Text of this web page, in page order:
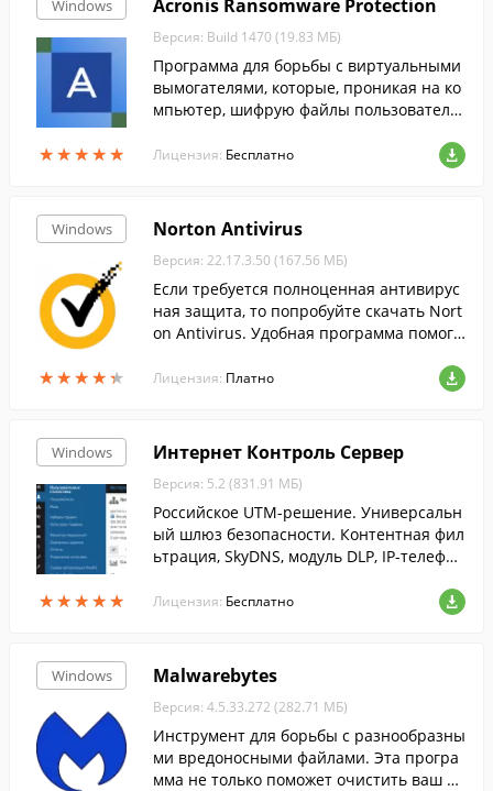
Windows
★★★★★
★★★★★
Acronis Ransomware Protection
Версия: Build 1470 (19.83 МБ)
Программа для борьбы с виртуальными
вымогателями, которые, проникая на ко
мпьютер, шифрую файлы пользователя,
Лицензия: Бесплатно
Windows
★★★★★
★★★★★
Norton Antivirus
Версия: 22.17.3.50 (167.56 МБ)
Если требуется полноценная антивирус
ная защита, то попробуйте скачать Nort
on Antivirus. Удобная программа помога
Лицензия: Платно
Windows
★★★★★
★★★★★
Интернет Контроль Сервер
Версия: 5.2 (831.91 МБ)
Российское UTM-решение. Универсальн
ый шлюз безопасности. Контентная фил
ьтрация, SkyDNS, модуль DLP, IP-телефон
оступа, прокси-сервер,защита сети, поч
Лицензия: Бесплатно
Windows Malwarebytes
Версия: 4.5.33.272 (282.71 МБ)
Инструмент для борьбы с разнообразны
ми вредоносными файлами. Эта програ
мма не только поможет очистить ваш П